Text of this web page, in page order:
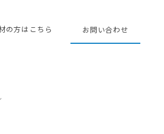
の方はこちら お問い合わせ